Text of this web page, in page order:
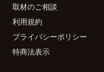
取材のご相談
利用規約
プライバシーポリシー
特商法表示